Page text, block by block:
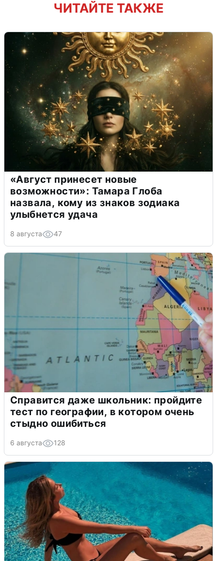
ЧИТАЙТЕ ТАКЖЕ
«Август принесет новые
возможности»: Тамара Глоба
назвала, кому из знаков зодиака
улыбнется удача
8 августа 47
Справится даже школьник: пройдите
тест по географии, в котором очень
стыдно ошибиться
6 августа 128